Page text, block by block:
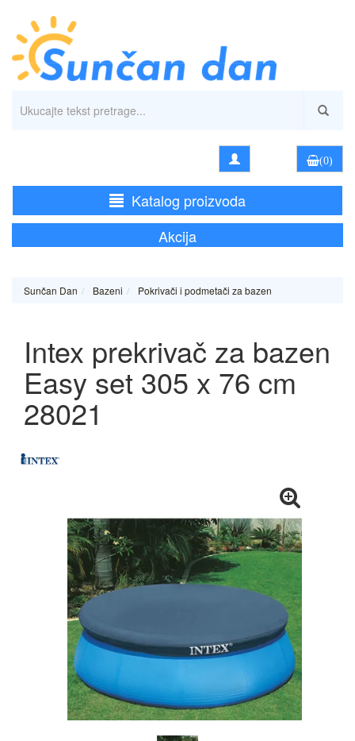
(0)
Katalog proizvoda
Akcija
Sunčan Dan Bazeni Pokrivači i podmetači za bazen
Intex prekrivač za bazen
Easy set 305 x 76 cm
28021